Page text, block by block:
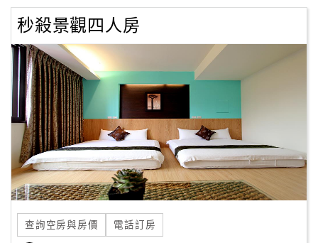
旅
卡
訂
房
請
款
收
據
合
作
提
秒殺景觀四人房
查詢空房與房價 電話訂房